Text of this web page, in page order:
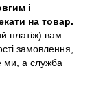
і
на товар.
платіж) вам
замовлення,
ми, а служба